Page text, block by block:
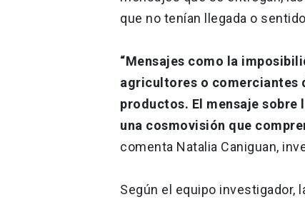
que no tenían llegada o
“Mensajes como la
agricultores o comerciantes
productos. El mensaje sobre
una cosmovisión que
comenta Natalia Caniguan,
Según el equipo investigador,